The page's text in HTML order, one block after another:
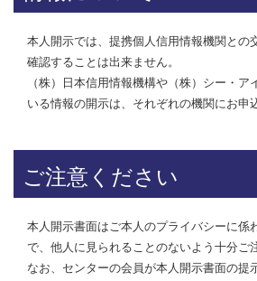
本人開示では、提携個人信用情報機関との
確認することは出来ません。
（株）日本信用情報機構や（株）シー・ア
いる情報の開示は、それぞれの機関にお申
ご注意ください
本人開示書面はご本人のプライバシーに係
で、他人に見られることのないよう十分ご
なお、センターの会員が本人開示書面の提